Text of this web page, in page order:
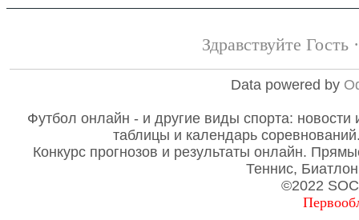
Здравствуйте Гость
Data powered by
Футбол онлайн - и другие виды спорта: новости
таблицы и календарь
Конкурс прогнозов и результаты онлайн.
Теннис,
©2022